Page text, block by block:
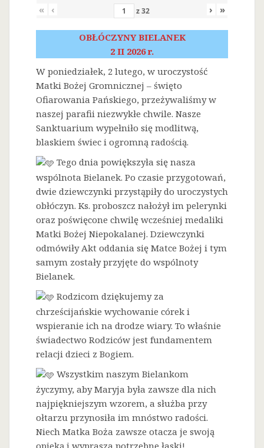
« ‹ z32 › »
OBŁÓCZYNY BIELANEK
2 II 2026 r.
W poniedziałek, 2 lutego, w uroczystość
Matki Bożej Gromnicznej – święto
Ofiarowania Pańskiego, przeżywaliśmy w
naszej parafii niezwykłe chwile. Nasze
Sanktuarium wypełniło się modlitwą,
blaskiem świec i ogromną radością.
Tego dnia powiększyła się nasza
wspólnota Bielanek. Po czasie przygotowań,
dwie dziewczynki przystąpiły do uroczystych
obłóczyn. Ks. proboszcz nałożył im pelerynki
oraz poświęcone chwilę wcześniej medaliki
Matki Bożej Niepokalanej. Dziewczynki
odmówiły Akt oddania się Matce Bożej i tym
samym zostały przyjęte do wspólnoty
Bielanek.
Rodzicom dziękujemy za
chrześcijańskie wychowanie córek i
wspieranie ich na drodze wiary. To właśnie
świadectwo Rodziców jest fundamentem
relacji dzieci z Bogiem.
Wszystkim naszym Bielankom
życzymy, aby Maryja była zawsze dla nich
najpiękniejszym wzorem, a służba przy
ołtarzu przynosiła im mnóstwo radości.
Niech Matka Boża zawsze otacza je swoją